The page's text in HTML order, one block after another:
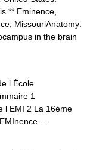
** Eminence,
MissouriAnatomy:
in the brain
l École
1
l EMI 2 La 16ème
…